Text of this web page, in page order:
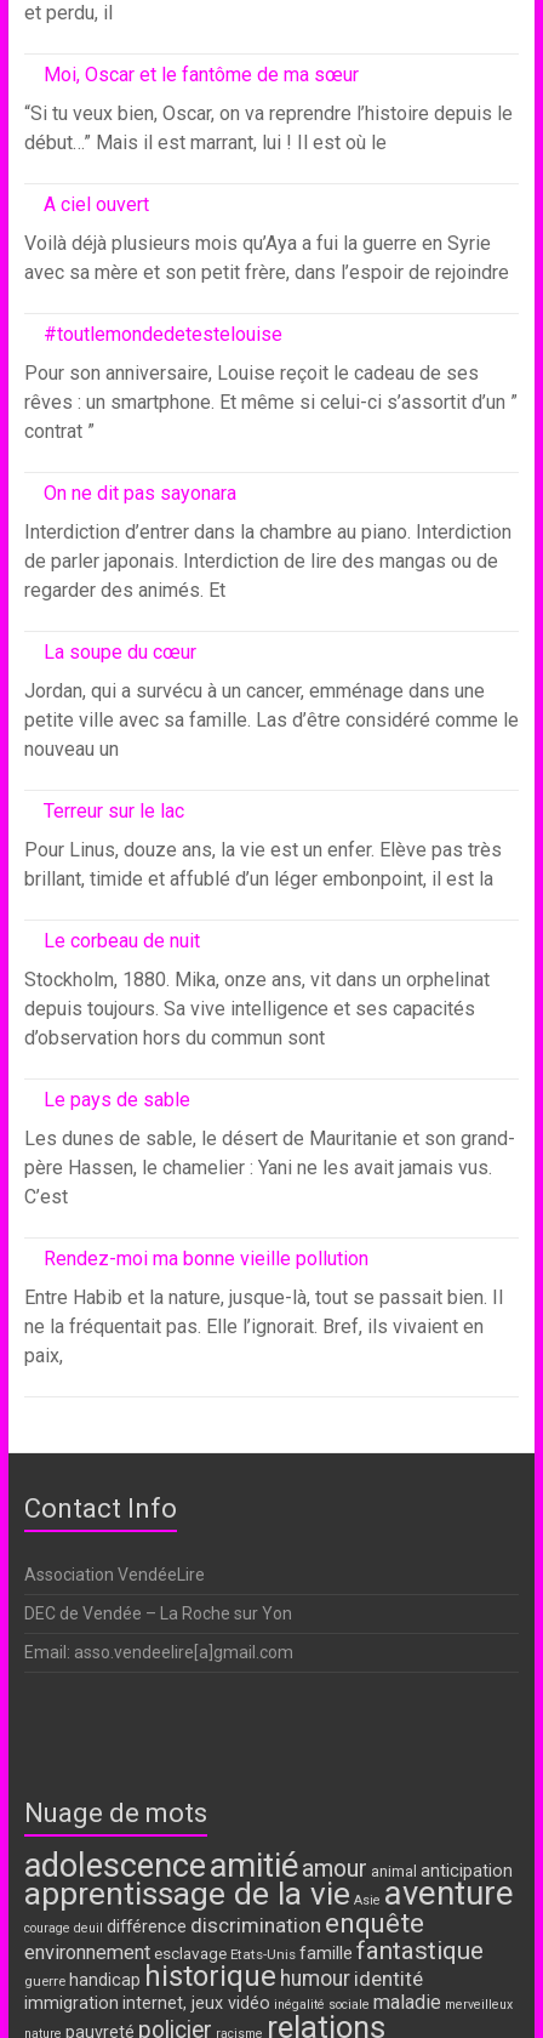
et perdu, il
Moi, Oscar et le fantôme de ma sœur
“Si tu veux bien, Oscar, on va reprendre l’histoire depuis le
début…” Mais il est marrant, lui ! Il est où le
A ciel ouvert
Voilà déjà plusieurs mois qu’Aya a fui la guerre en Syrie
avec sa mère et son petit frère, dans l’espoir de rejoindre
#toutlemondedetestelouise
Pour son anniversaire, Louise reçoit le cadeau de ses
rêves : un smartphone. Et même si celui-ci s’assortit d’un ”
contrat ”
On ne dit pas sayonara
Interdiction d’entrer dans la chambre au piano. Interdiction
de parler japonais. Interdiction de lire des mangas ou de
regarder des animés. Et
La soupe du cœur
Jordan, qui a survécu à un cancer, emménage dans une
petite ville avec sa famille. Las d’être considéré comme le
nouveau un
Terreur sur le lac
Pour Linus, douze ans, la vie est un enfer. Elève pas très
brillant, timide et affublé d’un léger embonpoint, il est la
Le corbeau de nuit
Stockholm, 1880. Mika, onze ans, vit dans un orphelinat
depuis toujours. Sa vive intelligence et ses capacités
d’observation hors du commun sont
Le pays de sable
Les dunes de sable, le désert de Mauritanie et son grand-
père Hassen, le chamelier : Yani ne les avait jamais vus.
C’est
Rendez-moi ma bonne vieille pollution
Entre Habib et la nature, jusque-là, tout se passait bien. Il
ne la fréquentait pas. Elle l’ignorait. Bref, ils vivaient en
paix,
Contact Info
Association VendéeLire
DEC de Vendée – La Roche sur Yon
Email: asso.vendeelire[a]gmail.com
Nuage de mots
adolescenceamitiéamour animal anticipation
apprentissage de la vie Asie aventure
courage deuil différence discrimination enquête
environnement esclavage Etats-Unis famille fantastique
guerre handicap historique humour identité
immigration internet, jeux vidéo inégalité sociale maladie merveilleux
nature pauvreté policier racisme relations